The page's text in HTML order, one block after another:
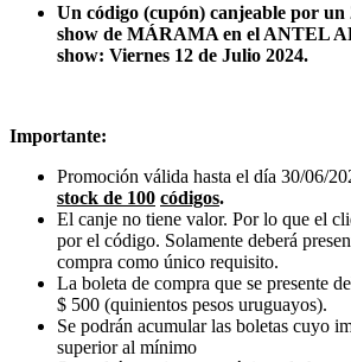
Un código (cupón) canjeable por un
show de MÁRAMA en el ANTEL
show: Viernes 12 de Julio 2024.
Importante:
Promoción válida hasta el día 30/06/
stock de 100 códigos.
El canje no tiene valor. Por lo que el
por el código. Solamente deberá
compra como único requisito.
La boleta de compra que se presente
$ 500 (quinientos pesos uruguayos).
Se podrán acumular las boletas cuyo
superior al mínimo